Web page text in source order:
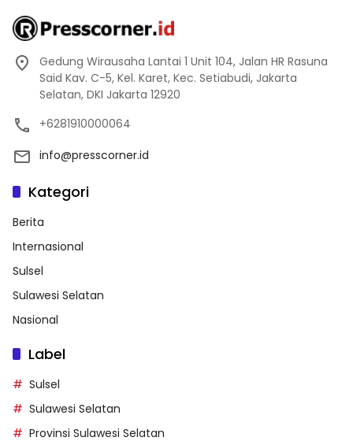
Gedung Wirausaha Lantai 1 Unit 104, Jalan HR Rasuna
Said Kav. C-5, Kel. Karet, Kec. Setiabudi, Jakarta
Selatan, DKI Jakarta 12920
+6281910000064
info@presscorner.id
Kategori
Berita
Internasional
Sulsel
Sulawesi Selatan
Nasional
Label
Sulsel
Sulawesi Selatan
Provinsi Sulawesi Selatan